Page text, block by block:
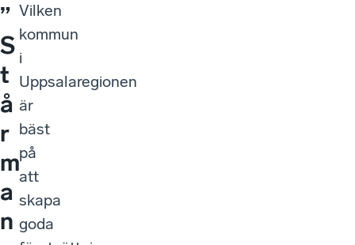
”
S
t
å
r
m
a
n
Vilken
kommun
i
Uppsalaregionen
är
bäst
på
att
skapa
goda